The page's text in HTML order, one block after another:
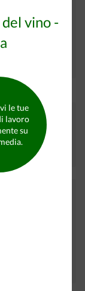
cercando
vino -
le tue
lavoro
su